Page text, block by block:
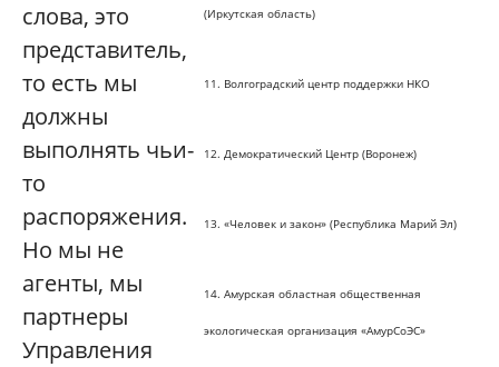
(Иркутская область)
11. Волгоградский центр поддержки НКО
12. Демократический Центр (Воронеж)
13. «Человек и закон» (Республика Марий Эл)
14. Амурская областная общественная
экологическая организация «АмурСоЭС»
слова, это
представитель,
то есть мы
должны
выполнять чьи-
то
распоряжения.
Но мы не
агенты, мы
партнеры
Управления